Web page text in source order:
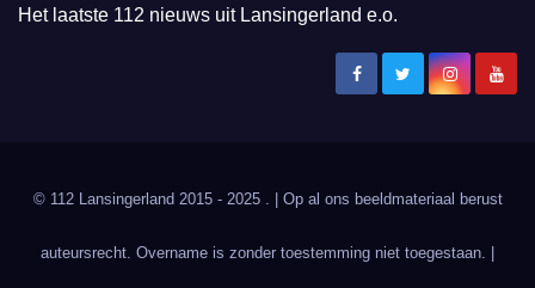
Het laatste 112 nieuws uit Lansingerland e.o.
© 112 Lansingerland 2015 - 2025 . | Op al ons beeldmateriaal berust
auteursrecht. Overname is zonder toestemming niet toegestaan. |